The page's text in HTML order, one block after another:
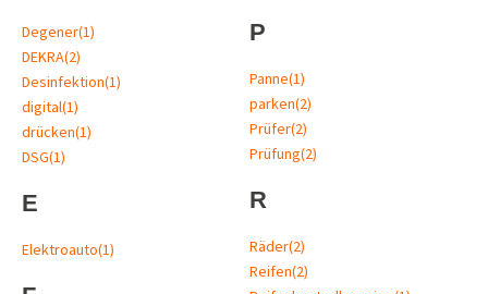
Degener(1)
DEKRA(2)
Desinfektion(1)
digital(1)
drücken(1)
DSG(1)
E
Elektroauto(1)
P
Panne(1)
parken(2)
Prüfer(2)
Prüfung(2)
R
Räder(2)
Reifen(2)